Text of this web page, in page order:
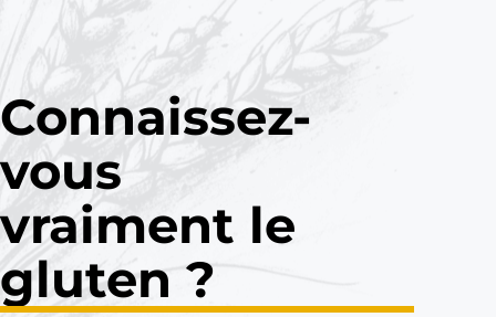
L
m
u
r
Connaissez-
vous
vraiment le
gluten ?